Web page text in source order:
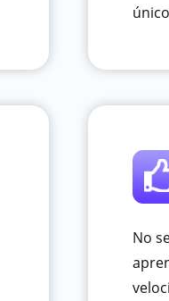
No